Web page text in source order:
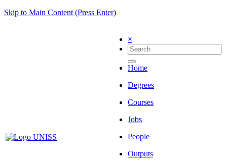
Skip to Main Content (Press Enter)
×
Home
Degrees
Courses
Jobs
People
Outputs